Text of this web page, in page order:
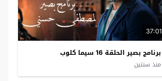
37:01
برنامج بصير الحلقة 16 سيما كلوب
منذ سنتين